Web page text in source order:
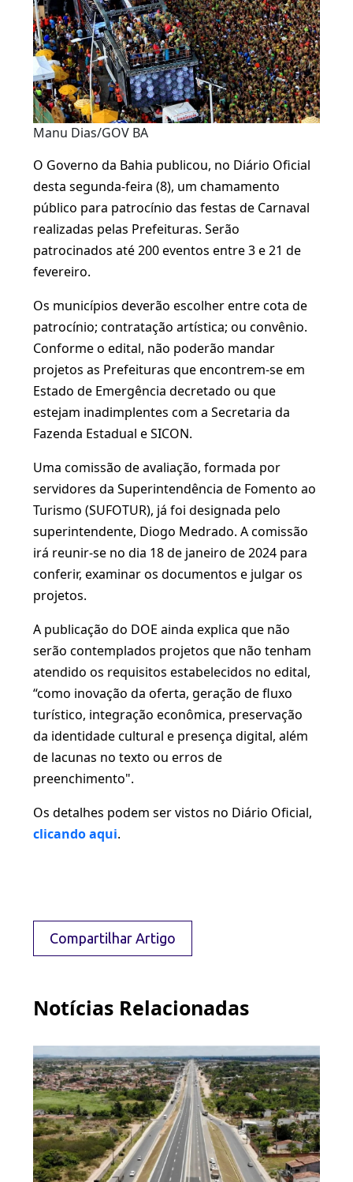
Manu Dias/GOV BA
O Governo da Bahia publicou, no Diário Oficial
desta segunda-feira (8), um chamamento
público para patrocínio das festas de Carnaval
realizadas pelas Prefeituras. Serão
patrocinados até 200 eventos entre 3 e 21 de
fevereiro.
Os municípios deverão escolher entre cota de
patrocínio; contratação artística; ou convênio.
Conforme o edital, não poderão mandar
projetos as Prefeituras que encontrem-se em
Estado de Emergência decretado ou que
estejam inadimplentes com a Secretaria da
Fazenda Estadual e SICON.
Uma comissão de avaliação, formada por
servidores da Superintendência de Fomento ao
Turismo (SUFOTUR), já foi designada pelo
superintendente, Diogo Medrado. A comissão
irá reunir-se no dia 18 de janeiro de 2024 para
conferir, examinar os documentos e julgar os
projetos.
A publicação do DOE ainda explica que não
serão contemplados projetos que não tenham
atendido os requisitos estabelecidos no edital,
“como inovação da oferta, geração de fluxo
turístico, integração econômica, preservação
da identidade cultural e presença digital, além
de lacunas no texto ou erros de
preenchimento".
Os detalhes podem ser vistos no Diário Oficial,
clicando aqui.
Compartilhar Artigo
Notícias Relacionadas